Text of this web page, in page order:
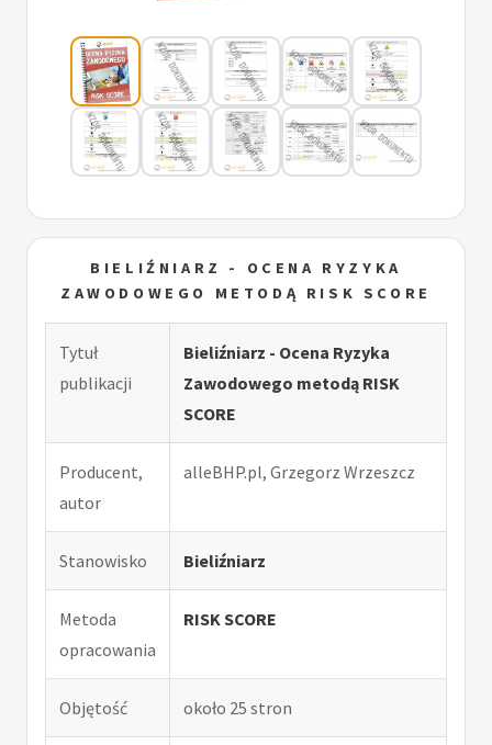
BIELIŹNIARZ - OCENA RYZYKA
ZAWODOWEGO METODĄ RISK SCORE
Tytuł
publikacji
Bieliźniarz - Ocena Ryzyka
Zawodowego metodą RISK
SCORE
Producent,
autor
alleBHP.pl, Grzegorz Wrzeszcz
Stanowisko Bieliźniarz
Metoda
opracowania
RISK SCORE
Objętość około 25 stron